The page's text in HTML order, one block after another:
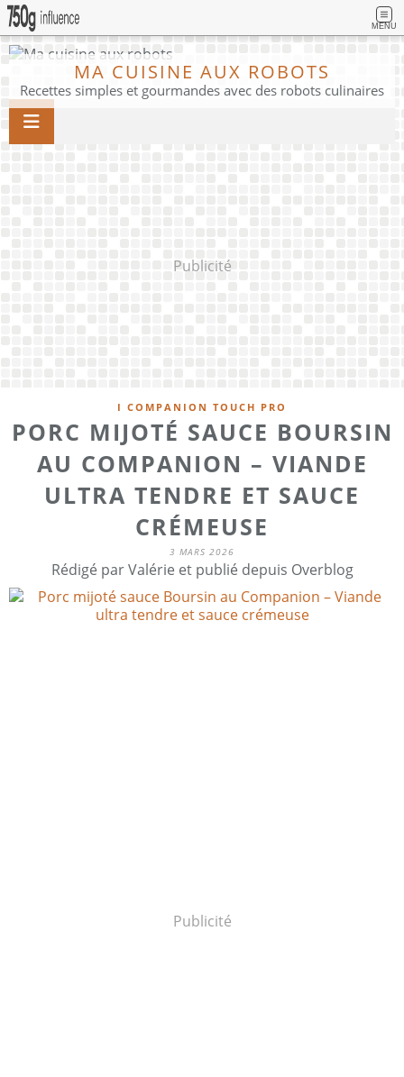
MENU
MA CUISINE AUX ROBOTS
Recettes simples et gourmandes avec des robots culinaires
Publicité
I COMPANION TOUCH PRO
PORC MIJOTÉ SAUCE BOURSIN
AU COMPANION – VIANDE
ULTRA TENDRE ET SAUCE
CRÉMEUSE
3 MARS 2026
Rédigé par Valérie et publié depuis Overblog
Publicité